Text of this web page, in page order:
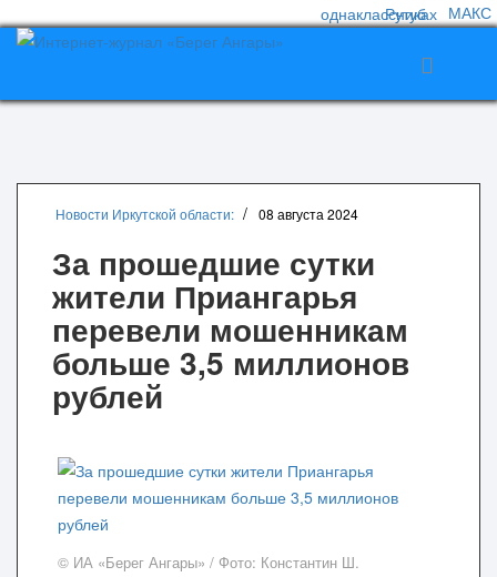
Новости Иркутской области: 08 августа 2024
За прошедшие сутки
жители Приангарья
перевели мошенникам
больше 3,5 миллионов
рублей
© ИА «Берег Ангары» / Фото: Константин Ш.